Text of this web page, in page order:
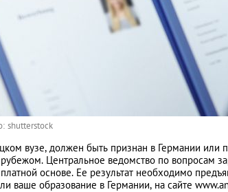
shutterstock
вузе, должен быть признан в Германии или
Центральное ведомство по вопросам
основе. Ее результат необходимо
ваше образование в Германии, на сайте